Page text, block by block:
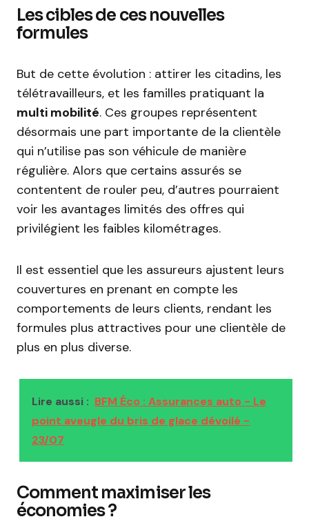
Les cibles de ces nouvelles
formules
But de cette évolution : attirer les citadins, les
télétravailleurs, et les familles pratiquant la
multi mobilité. Ces groupes représentent
désormais une part importante de la clientèle
qui n’utilise pas son véhicule de manière
régulière. Alors que certains assurés se
contentent de rouler peu, d’autres pourraient
voir les avantages limités des offres qui
privilégient les faibles kilométrages.
Il est essentiel que les assureurs ajustent leurs
couvertures en prenant en compte les
comportements de leurs clients, rendant les
formules plus attractives pour une clientèle de
plus en plus diverse.
Lire aussi : BFM Éco : Assurances auto - Le
point aveugle du bris de glace dévoilé -
23/07
Comment maximiser les
économies ?